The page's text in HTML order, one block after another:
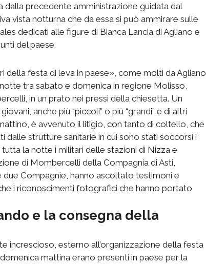
dalla precedente amministrazione guidata dal
vista notturna che da essa si può ammirare sulle
dedicati alle figure di Bianca Lancia di Agliano e
del paese.
della festa di leva in paese», come molti da Agliano
tra sabato e domenica in regione Molisso,
in un prato nei pressi della chiesetta. Un
anche più “piccoli” o più “grandi” e di altri
è avvenuto il litigio, con tanto di coltello, che
dalle strutture sanitarie in cui sono stati soccorsi i
la notte i militari delle stazioni di Nizza e
di Mombercelli della Compagnia di Asti,
Compagnie, hanno ascoltato testimoni e
i riconoscimenti fotografici che hanno portato
e la consegna della
increscioso, esterno all’organizzazione della festa
mattina erano presenti in paese per la